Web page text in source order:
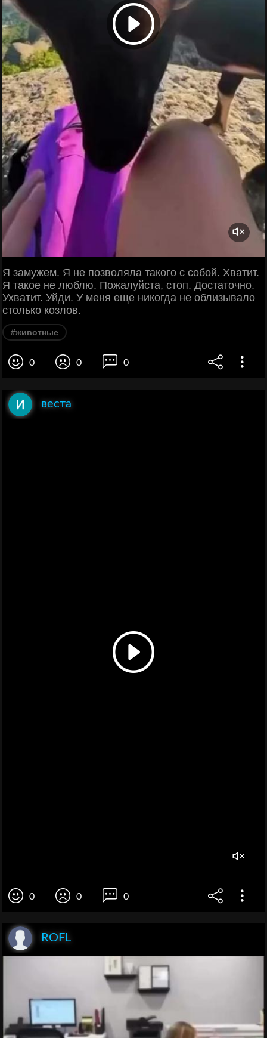
Я замужем. Я не позволяла такого с собой. Хватит.
Я такое не люблю. Пожалуйста, стоп. Достаточно.
Ухватит. Уйди. У меня еще никогда не облизывало
столько козлов.
#животные
0 0 0
веста
0 0 0
ROFL